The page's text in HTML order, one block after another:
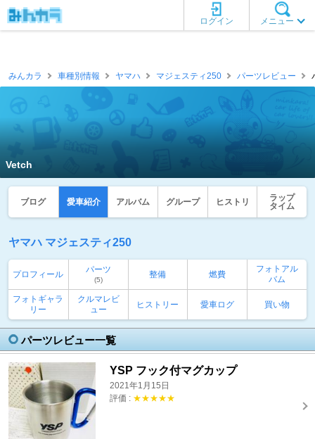
メニュー
ログイン
みんカラ 車種別情報 ヤマハ マジェスティ250 パーツレビュー
Vetch
ブログ 愛車紹介 アルバム グループ ヒストリ
ラップ
タイム
ヤマハ マジェスティ250
プロフィール パーツ
(5)
整備 燃費
フォトアル
バム
フォトギャラ
リー
クルマレビ
ュー
ヒストリー 愛車ログ 買い物
パーツレビュー一覧
YSP フック付マグカップ
2021年1月15日
評価 : ★★★★★